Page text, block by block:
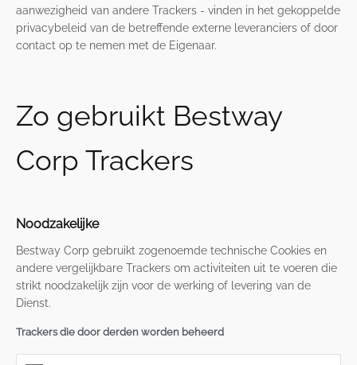
aanwezigheid van andere Trackers - vinden in het gekoppelde
privacybeleid van de betreffende externe leveranciers of door
contact op te nemen met de Eigenaar.
Zo gebruikt Bestway
Corp Trackers
Noodzakelijke
Bestway Corp gebruikt zogenoemde technische Cookies en
andere vergelijkbare Trackers om activiteiten uit te voeren die
strikt noodzakelijk zijn voor de werking of levering van de
Dienst.
Trackers die door derden worden beheerd